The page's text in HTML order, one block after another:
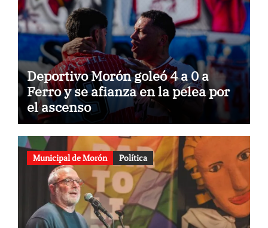
Deportivo Morón goleó 4 a 0 a
Ferro y se afianza en la pelea por
el ascenso
Municipal de Morón Política